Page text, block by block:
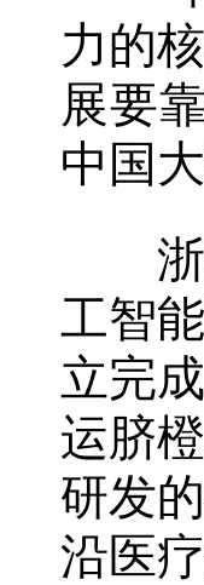
力的
展要
中国
浙江
工智
立完
运脐
研发
沿医